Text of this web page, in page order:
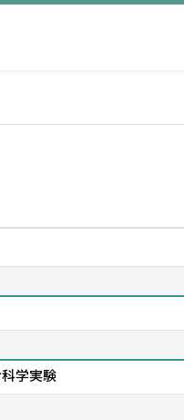
学実験